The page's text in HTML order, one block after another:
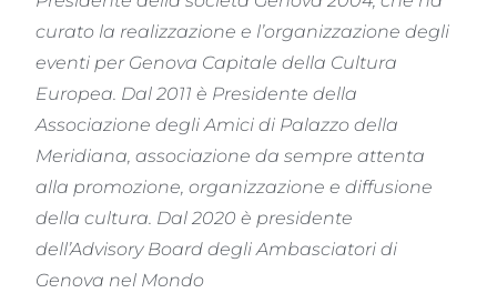
curato la realizzazione e l’organizzazione degli
eventi per Genova Capitale della Cultura
Europea. Dal 2011 è Presidente della
Associazione degli Amici di Palazzo della
Meridiana, associazione da sempre attenta
alla promozione, organizzazione e diffusione
della cultura. Dal 2020 è presidente
dell’Advisory Board degli Ambasciatori di
Genova nel Mondo